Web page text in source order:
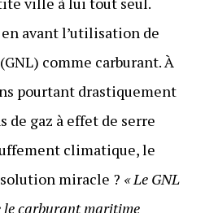
avant l’utilisation de
comme carburant. À
pourtant drastiquement
de gaz à effet de serre
climatique, le
miracle ? « Le GNL
le carburant maritime